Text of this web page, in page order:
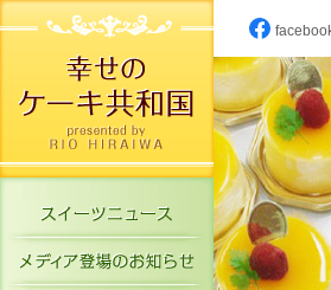
スイーツニ
メディア登